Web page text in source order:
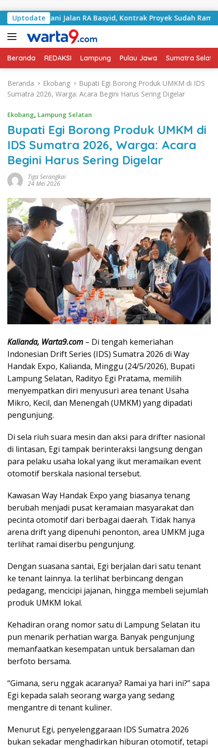
UptodateJalan RA Basyid, Kontrak Proyek Sudah Rampung
Beranda REDAKSI Lampung Pulau Jawa Sumatra
Beranda Ekobang
Bupati Egi Borong Produk UMKM di IDS
Sumatra 2026, Warga: Acara Begini Harus Sering Digelar
Ekobang, Lampung Selatan
Bupati Egi Borong Produk UMKM di
IDS Sumatra 2026, Warga: Acara
Begini Harus Sering Digelar
Tiga Serangkai
24 Mei 2026
Kalianda, Warta9.com – Di tengah kemeriahan
Indonesian Drift Series (IDS) Sumatra 2026 di Way
Handak Expo, Kalianda, Minggu (24/5/2026), Bupati
Lampung Selatan, Radityo Egi Pratama, memilih
menyempatkan diri menyusuri area tenant Usaha
Mikro, Kecil, dan Menengah (UMKM) yang dipadati
pengunjung.
Di sela riuh suara mesin dan aksi para drifter nasional
di lintasan, Egi tampak berinteraksi langsung dengan
para pelaku usaha lokal yang ikut meramaikan event
otomotif berskala nasional tersebut.
Kawasan Way Handak Expo yang biasanya tenang
berubah menjadi pusat keramaian masyarakat dan
pecinta otomotif dari berbagai daerah. Tidak hanya
arena drift yang dipenuhi penonton, area UMKM juga
terlihat ramai diserbu pengunjung.
Dengan suasana santai, Egi berjalan dari satu tenant
ke tenant lainnya. Ia terlihat berbincang dengan
pedagang, mencicipi jajanan, hingga membeli sejumlah
produk UMKM lokal.
Kehadiran orang nomor satu di Lampung Selatan itu
pun menarik perhatian warga. Banyak pengunjung
memanfaatkan kesempatan untuk bersalaman dan
berfoto bersama.
“Gimana, seru nggak acaranya? Ramai ya hari ini?” sapa
Egi kepada salah seorang warga yang sedang
mengantre di tenant kuliner.
Menurut Egi, penyelenggaraan IDS Sumatra 2026
bukan sekadar menghadirkan hiburan otomotif, tetapi